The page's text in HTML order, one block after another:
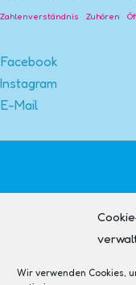
Wir verwenden Cookies,
Zahlenverständnis Zuhören
Facebook
Instagram
E-Mail